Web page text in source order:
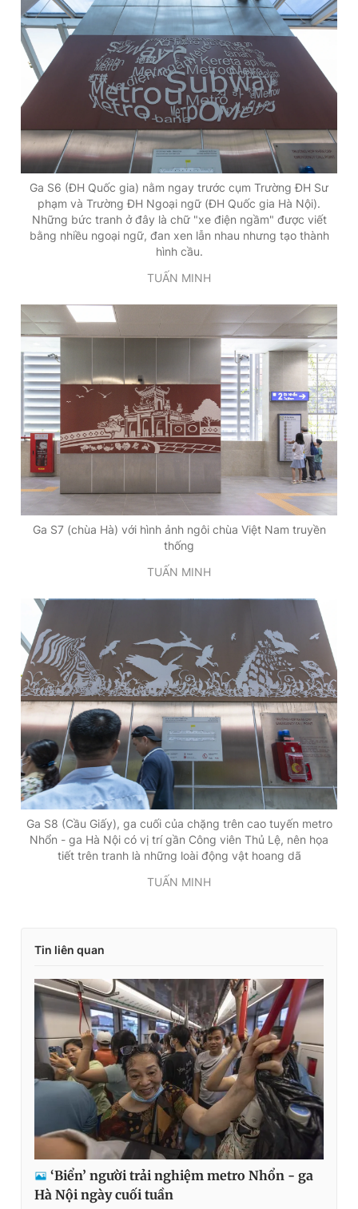
Ga S6 (ĐH Quốc gia) nằm ngay trước cụm Trường ĐH Sư
phạm và Trường ĐH Ngoại ngữ (ĐH Quốc gia Hà Nội).
Những bức tranh ở đây là chữ "xe điện ngầm" được viết
bằng nhiều ngoại ngữ, đan xen lẫn nhau nhưng tạo thành
hình cầu.
TUẤN MINH
Ga S7 (chùa Hà) với hình ảnh ngôi chùa Việt Nam truyền
thống
TUẤN MINH
Ga S8 (Cầu Giấy), ga cuối của chặng trên cao tuyến metro
Nhổn - ga Hà Nội có vị trí gần Công viên Thủ Lệ, nên họa
tiết trên tranh là những loài động vật hoang dã
TUẤN MINH
Tin liên quan
‘Biển’ người trải nghiệm metro Nhổn - ga
Hà Nội ngày cuối tuần